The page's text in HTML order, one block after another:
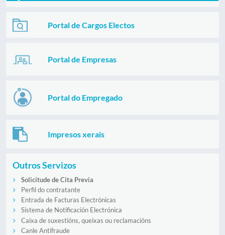
Portal de Cargos Electos
Portal de Empresas
Portal do Empregado
Impresos xerais
Outros Servizos
Solicitude de Cita Previa
Perfil do contratante
Entrada de Facturas Electrónicas
Sistema de Notificación Electrónica
Caixa de suxestións, queixas ou reclamacións
Canle Antifraude